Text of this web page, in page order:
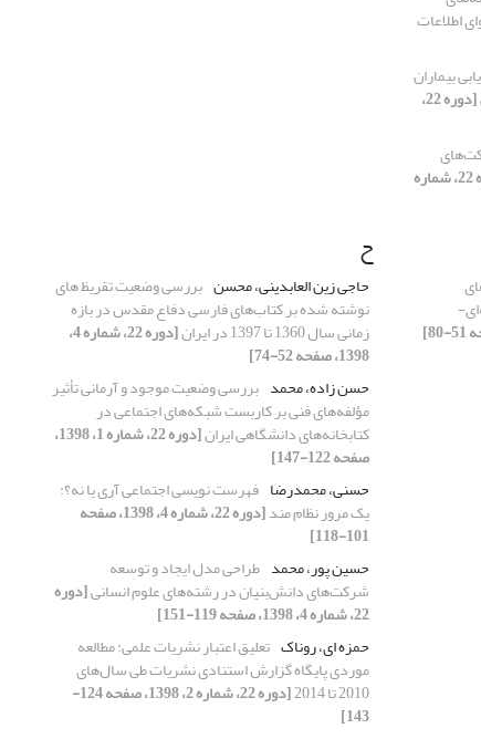
اطلاعات
بیماران
[دوره 22،
[دوره 22، شماره
ح
حاجی زین العابدینی، محسن بررسی وضعیت تقریظ های
نوشته شده بر کتاب‌های فارسی دفاع مقدس در بازه
زمانی سال 1360 تا 1397 در ایران [دوره 22، شماره 4،
1398، صفحه 52-74]
حسن زاده، محمد بررسی وضعیت موجود و آرمانی تأثیر
مؤلفه‌های فنی بر کاربست شبکه‌های اجتماعی در
کتابخانه‌های دانشگاهی ایران [دوره 22، شماره 1، 1398،
صفحه 122-147]
حسنی، محمدرضا فهرست نویسی اجتماعی آری یا نه؟:
یک مرور نظام مند [دوره 22، شماره 4، 1398، صفحه
101-118]
حسین پور، محمد طراحی مدل ایجاد و توسعه
شرکت‌های دانش‌بنیان در رشته‌های علوم انسانی[دوره
22، شماره 4، 1398، صفحه 119-151]
حمزه ای، روناک تعلیق اعتبار نشریات علمی: مطالعه
موردی پایگاه گزارش استنادی نشریات طی سال‌های
2010 تا 2014 [دوره 22، شماره 2، 1398، صفحه 124-
143]